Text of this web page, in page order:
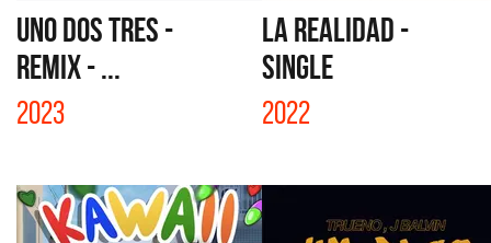
UNO DOS TRES -
REMIX - ...
2023
LA REALIDAD -
SINGLE
2022